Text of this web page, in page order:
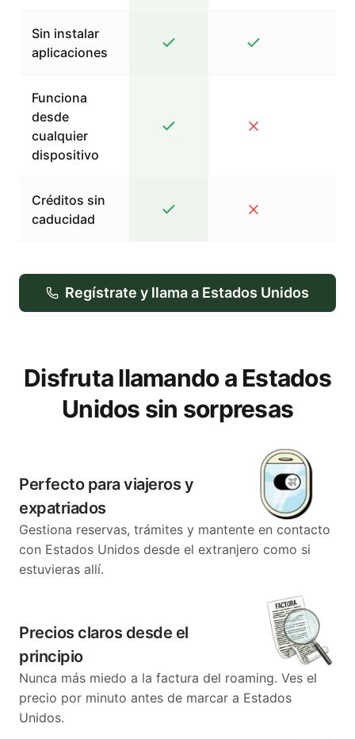
Sin instalar
aplicaciones
Funciona
desde
cualquier
dispositivo
Créditos sin
caducidad
Regístrate y llama a Estados Unidos
Disfruta llamando a Estados
Unidos sin sorpresas
Perfecto para viajeros y
expatriados
Gestiona reservas, trámites y mantente en contacto
con Estados Unidos desde el extranjero como si
estuvieras allí.
Precios claros desde el
principio
Nunca más miedo a la factura del roaming. Ves el
precio por minuto antes de marcar a Estados
Unidos.